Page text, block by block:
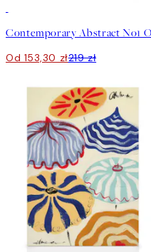
Od 153,30 zł219 zł